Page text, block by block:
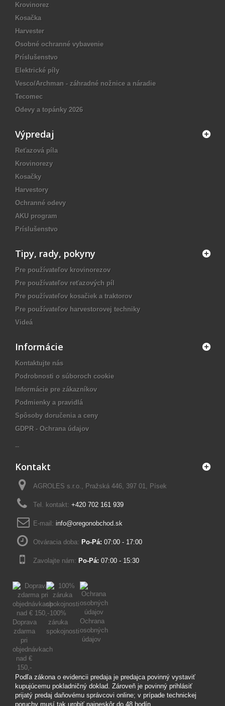
Krovinorez
Kosačka
Harvester
Osobné ochranné vybavenie
Príslušenstvo
Elektrické píly
Vesco/Archman - záhradné nožnice a náradie
Tecomec
Odevy a topánky 2026
Výpredaj
Reťazová píla
Krovinorezy
Kosačky
Harvestory
Ochranné odevy
AKU program
Príslušenstvo
Tipy, rady, pokyny
Pre používateľov krovinorezov
Pre používateľov reťazových píl
Pre používateľov kosačiek a traktorov
Pre používateľov harvestorovej techniky
Videá
Informácie
Kontaktujte nás
Podrobnosti o súboroch cookie
Informácie pre zákazníkov
Podmienky a pravidlá
Spôsoby doručenia a ceny
GDPR - Ochrana údajov
--
Podľa zákona o evidencii predaja je predajca povinný vystaviť
kupujúcemu pokladničný doklad. Zároveň je povinný prihlásiť
prijatý predaj daňovému správcovi online; v prípade technickej
poruchy musí tak urobiť najneskôr do 48 hodín.
Kontakt
AGROLES s.r.o., Pražská 446, 397 01, Písek
Tel. kontakt: +420 702 161 939
E-mail: info@oregonobchod.sk
Otváracia doba: Po-Pá: 07:00 - 17:00
Zavolajte nám: Po-Pá: 07:00 - 15:30
Doprava
zdarma
pri
objednávkach
nad €
150,-
100%
záruka
spokojnosti
Ochrana
osobných
údajov